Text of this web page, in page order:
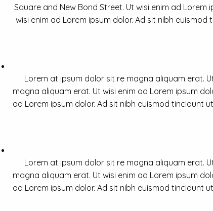
Square and New Bond Street. Ut wisi enim ad
wisi enim ad Lorem ipsum dolor. Ad sit nibh
Lorem at ipsum dolor sit re magna aliquam erat.
magna aliquam erat. Ut wisi enim ad Lorem ipsum
ad Lorem ipsum dolor. Ad sit nibh euismod tincidunt
Lorem at ipsum dolor sit re magna aliquam erat.
magna aliquam erat. Ut wisi enim ad Lorem ipsum
ad Lorem ipsum dolor. Ad sit nibh euismod tincidunt